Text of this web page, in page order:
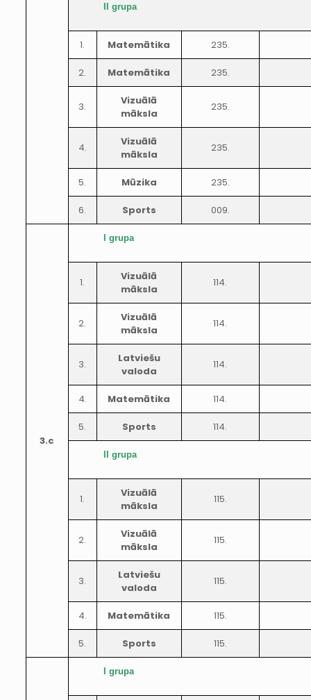
II grupa
1. Matemātika 235.
2. Matemātika 235.
3.
Vizuālā
māksla
235.
4.
Vizuālā
māksla
235.
5. Mūzika 235.
6. Sports 009.
3.c
I grupa
1.
Vizuālā
māksla
114.
2.
Vizuālā
māksla
114.
3.
Latviešu
valoda
114.
4. Matemātika 114.
5. Sports 114.
II grupa
1.
Vizuālā
māksla
115.
2.
Vizuālā
māksla
115.
3.
Latviešu
valoda
115.
4. Matemātika 115.
5. Sports 115.
I grupa